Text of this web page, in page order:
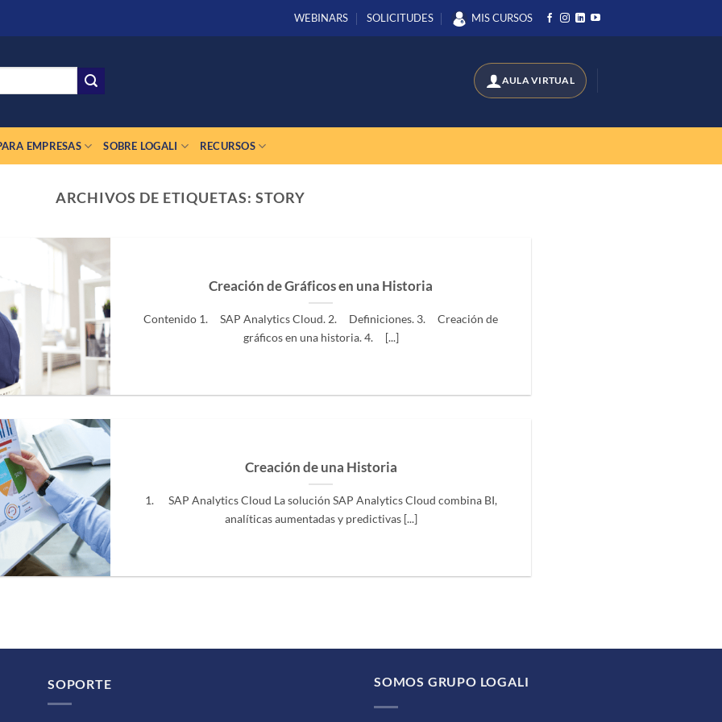
WEBINARS SOLICITUDES MIS CURSOS
EMPRESAS SOBRE LOGALI RECURSOS
ARCHIVOS DE ETIQUETAS: STORY
Creación de Gráficos en una Historia
Contenido 1. SAP Analytics Cloud. 2. Definiciones. 3. Creación de
gráficos en una historia. 4. [...]
Creación de una Historia
1. SAP Analytics Cloud La solución SAP Analytics Cloud combina BI,
analíticas aumentadas y predictivas [...]
SOPORTE SOMOS GRUPO LOGALI